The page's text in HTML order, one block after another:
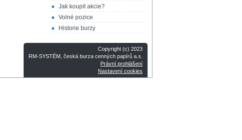
Jak koupit akcie?
Volné pozice
Historie burzy
Copyright (c) 2023
RM-SYSTÉM, česká burza cenných papírů a.s.
Právní prohlášení
Nastavení cookies